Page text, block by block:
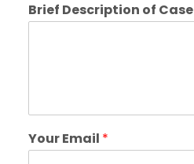
Brief Description of Case
Your Email *